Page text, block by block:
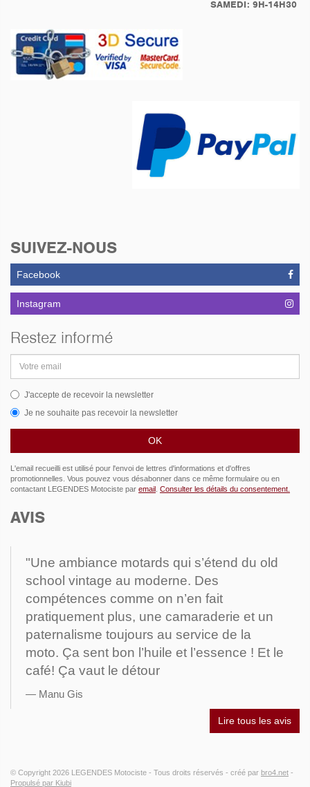
SAMEDI: 9H-14H30
SUIVEZ-NOUS
Facebook
Instagram
Restez informé
email
J'accepte de recevoir la newsletter
Je ne souhaite pas recevoir la newsletter
L'email recueilli est utilisé pour l'envoi de lettres d'informations et d'offres
promotionnelles. Vous pouvez vous désabonner dans ce même formulaire ou en
contactant LEGENDES Motociste par email Consulter les détails du consentement.
AVIS
"Une ambiance motards qui s’étend du old
school vintage au moderne. Des
compétences comme on n’en fait
pratiquement plus, une camaraderie et un
paternalisme toujours au service de la
moto. Ça sent bon l’huile et l’essence ! Et le
café! Ça vaut le détour
Manu Gis
Lire tous les avis
© Copyright 2026 LEGENDES Motociste - Tous droits réservés - créé par bro4.net -
Propulsé par Kiubi